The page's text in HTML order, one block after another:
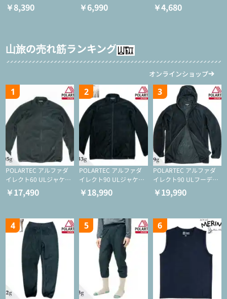
￥8,390 ￥6,990 ￥4,680
山旅の売れ筋ランキング
オンラインショップ
1
POLARTEC アルファダ
イレクト60 ULジャケッ
ト（登山/ミドルレイヤ
ー/化繊ジャケット）
￥17,490
2
POLARTEC アルファダ
イレクト90 ULジャケッ
ト（アクティブインサレ
ーション/ミドルレイヤ
￥18,990
3
POLARTEC アルファダ
イレクト90 ULフーディ
（アクティブインサレー
ション/ミドルレイヤー/
￥19,990
4 5 6